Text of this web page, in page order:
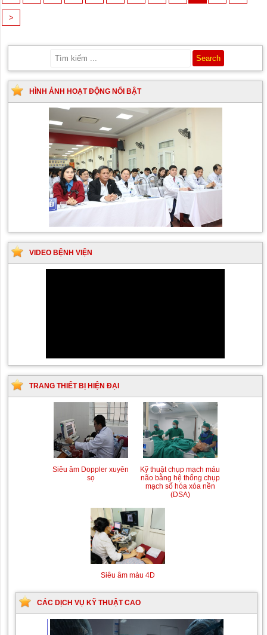
>
HÌNH ẢNH HOẠT ĐỘNG NỔI BẬT
VIDEO BỆNH VIỆN
TRANG THIẾT BỊ HIỆN ĐẠI
Siêu âm Doppler xuyên
sọ
Kỹ thuật chụp mạch máu
não bằng hệ thống chụp
mạch số hóa xóa nền
(DSA)
Siêu âm màu 4D
CÁC DỊCH VỤ KỸ THUẬT CAO